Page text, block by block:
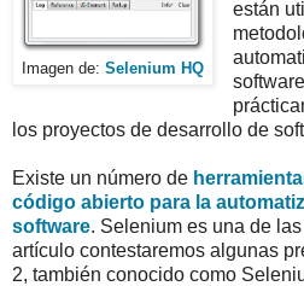
Imagen de: Selenium HQ
están
los proyectos de desarrollo de
Existe un número de
código abierto para la
software. Selenium es una de
artículo contestaremos algunas
2, también conocido como